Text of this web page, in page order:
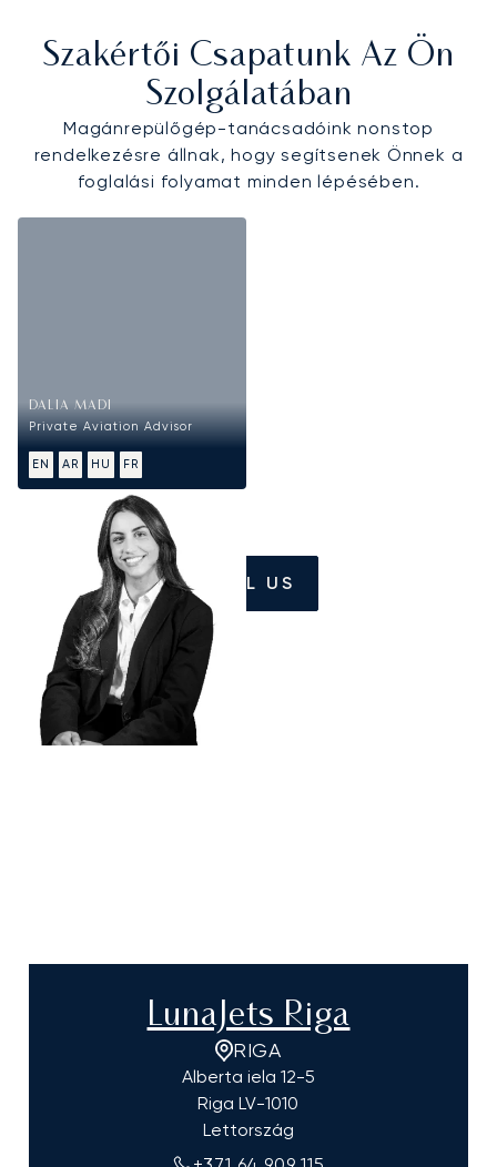
Szakértői Csapatunk Az Ön
Szolgálatában
Magánrepülőgép-tanácsadóink nonstop
rendelkezésre állnak, hogy segítsenek Önnek a
foglalási folyamat minden lépésében.
DALIA MADI
Private Aviation Advisor
EN AR HU FR
CALL US
LunaJets Riga
RIGA
Alberta iela 12-5
Riga LV-1010
Lettország